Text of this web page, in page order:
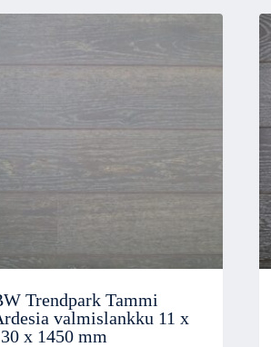
Trendpark Tammi
valmislankku 11 x
x 1450 mm